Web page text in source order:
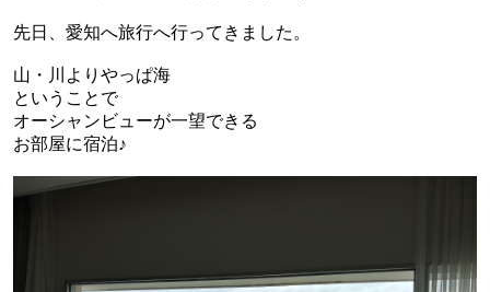
先日、愛知へ旅行へ行ってきました。
山・川よりやっぱ海
ということで
オーシャンビューが一望できる
お部屋に宿泊♪